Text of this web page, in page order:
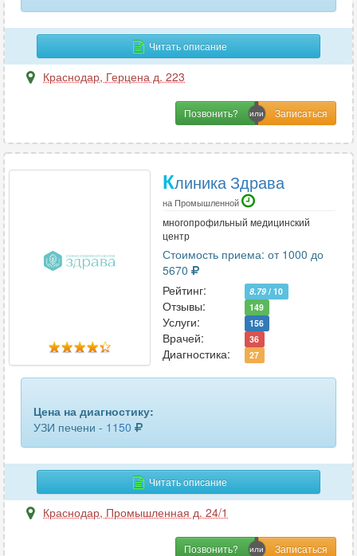
Читать описание
Краснодар, Герцена д. 223
Позвонить?
Клиника Здрава
на Промышленной
многопрофильный медицинский
центр
Стоимость приема: от 1000 до
5670
Рейтинг:
8.79 / 10
Отзывы: 149
Услуги: 156
Врачей: 36
Диагностика: 27
Цена на диагностику:
УЗИ печени - 1150
Читать описание
Краснодар, Промышленная д. 24/1
Позвонить?